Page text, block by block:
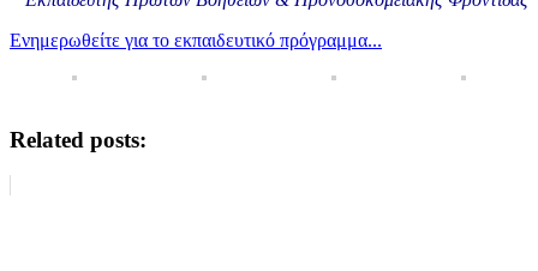
Ενημερωθείτε για το εκπαιδευτικό πρόγραμμα...
Related posts: